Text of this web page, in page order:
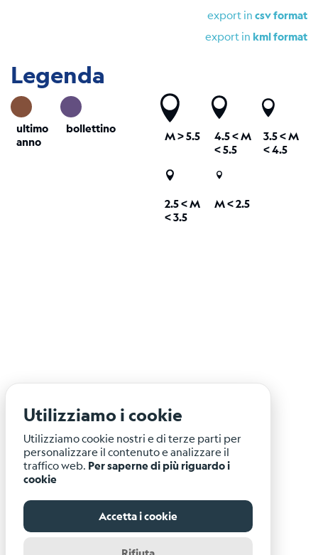
export in csv format
export in kml format
Legenda
ultimo
anno
bollettino
M> 5.5 4.5 <M
< 5.5
3.5 <M
< 4.5
2.5 <M
< 3.5
M < 2.5
Utilizziamo i cookie
Utilizziamo cookie nostri e di terze parti per
personalizzare il contenuto e analizzare il
traffico web. Per saperne di più riguardo i
cookie
Accetta i cookie